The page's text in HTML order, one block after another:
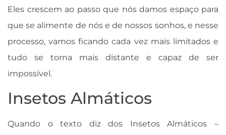
Eles crescem ao passo que nós damos espaço para
que se alimente de nós e de nossos sonhos, e nesse
processo, vamos ficando cada vez mais limitados e
tudo se torna mais distante e capaz de ser
impossível.
Insetos Almáticos
Quando o texto diz dos Insetos Almáticos –